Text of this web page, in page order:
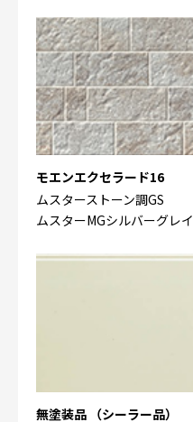
モエンエクセラード16
ムスターストーン調GS
ムスターMGシルバーグレイ
無塗装品 （シーラー品）